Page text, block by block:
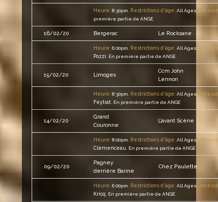
Heure: 8:30pm. Restrictions d'âge: All Ages.
première partie de ANGE
16/02/20 Bergerac Le Rocksane
Heure: 6:00pm. Restrictions d'âge: All Ages.
Pozzi
En première partie de ANGE
15/02/20 Limoges
Ccm John
Lennon
Heure: 8:30pm. Restrictions d'âge: All Ages.
Feytiat. En première partie de ANGE
14/02/20
Grand
Couronne
L’avant Scène
Heure: 8:00pm. Restrictions d'âge: All Ages.
Clémenceau
En première partie de ANGE
09/02/20
Pagney
derrière Barine
Chez Paulette
Heure: 6:00pm. Restrictions d'âge: All Ages.
Kricq
En première partie de ANGE